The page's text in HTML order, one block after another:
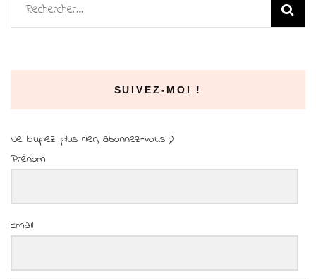
Rechercher :
SUIVEZ-MOI !
Ne loupez plus rien, abonnez-vous ;)
Prénom
Email